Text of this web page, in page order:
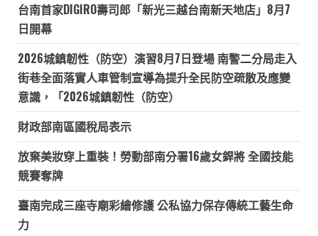
台南首家DIGIRO壽司郎「新光三越台南新天地店」8月7
日開幕
2026城鎮韌性（防空）演習8月7日登場 南警二分局走入
街巷全面落實人車管制宣導為提升全民防空疏散及應變
意識，「2026城鎮韌性（防空）
財政部南區國稅局表示
放棄美妝穿上重裝！勞動部南分署16歲女銲將 全國技能
競賽奪牌
臺南完成三座寺廟彩繪修護 公私協力保存傳統工藝生命
力